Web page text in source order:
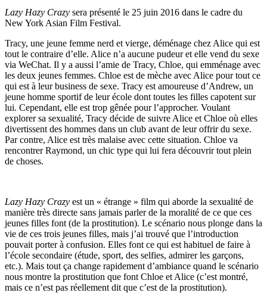
Lazy Hazy Crazy sera présenté le 25 juin 2016 dans le cadre du
New York Asian Film Festival.
Tracy, une jeune femme nerd et vierge, déménage chez Alice qui est
tout le contraire d’elle. Alice n’a aucune pudeur et elle vend du sexe
via WeChat. Il y a aussi l’amie de Tracy, Chloe, qui emménage avec
les deux jeunes femmes. Chloe est de mèche avec Alice pour tout ce
qui est à leur business de sexe. Tracy est amoureuse d’Andrew, un
jeune homme sportif de leur école dont toutes les filles capotent sur
lui. Cependant, elle est trop gênée pour l’approcher. Voulant
explorer sa sexualité, Tracy décide de suivre Alice et Chloe où elles
divertissent des hommes dans un club avant de leur offrir du sexe.
Par contre, Alice est très malaise avec cette situation. Chloe va
rencontrer Raymond, un chic type qui lui fera découvrir tout plein
de choses.
Lazy Hazy Crazy est un « étrange » film qui aborde la sexualité de
manière très directe sans jamais parler de la moralité de ce que ces
jeunes filles font (de la prostitution). Le scénario nous plonge dans la
vie de ces trois jeunes filles, mais j’ai trouvé que l’introduction
pouvait porter à confusion. Elles font ce qui est habituel de faire à
l’école secondaire (étude, sport, des selfies, admirer les garçons,
etc.). Mais tout ça change rapidement d’ambiance quand le scénario
nous montre la prostitution que font Chloe et Alice (c’est montré,
mais ce n’est pas réellement dit que c’est de la prostitution).